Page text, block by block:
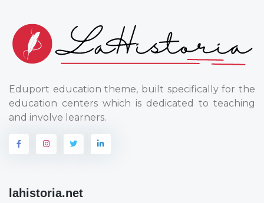
Eduport education theme, built specifically for the
education centers which is dedicated to teaching
and involve learners.
lahistoria.net